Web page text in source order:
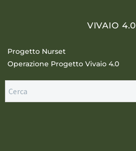
VIVAIO 4.0
Progetto Nurset
Operazione Progetto Vivaio 4.0